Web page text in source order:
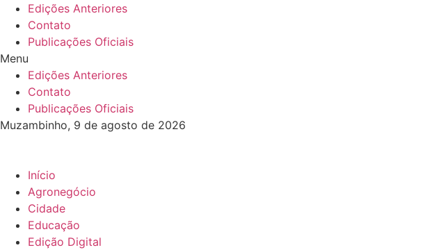
para
conteúdo
Edições Anteriores
Contato
Publicações Oficiais
Menu
Edições Anteriores
Contato
Publicações Oficiais
Muzambinho, 9 de agosto de 2026
Início
Agronegócio
Cidade
Educação
Edição Digital